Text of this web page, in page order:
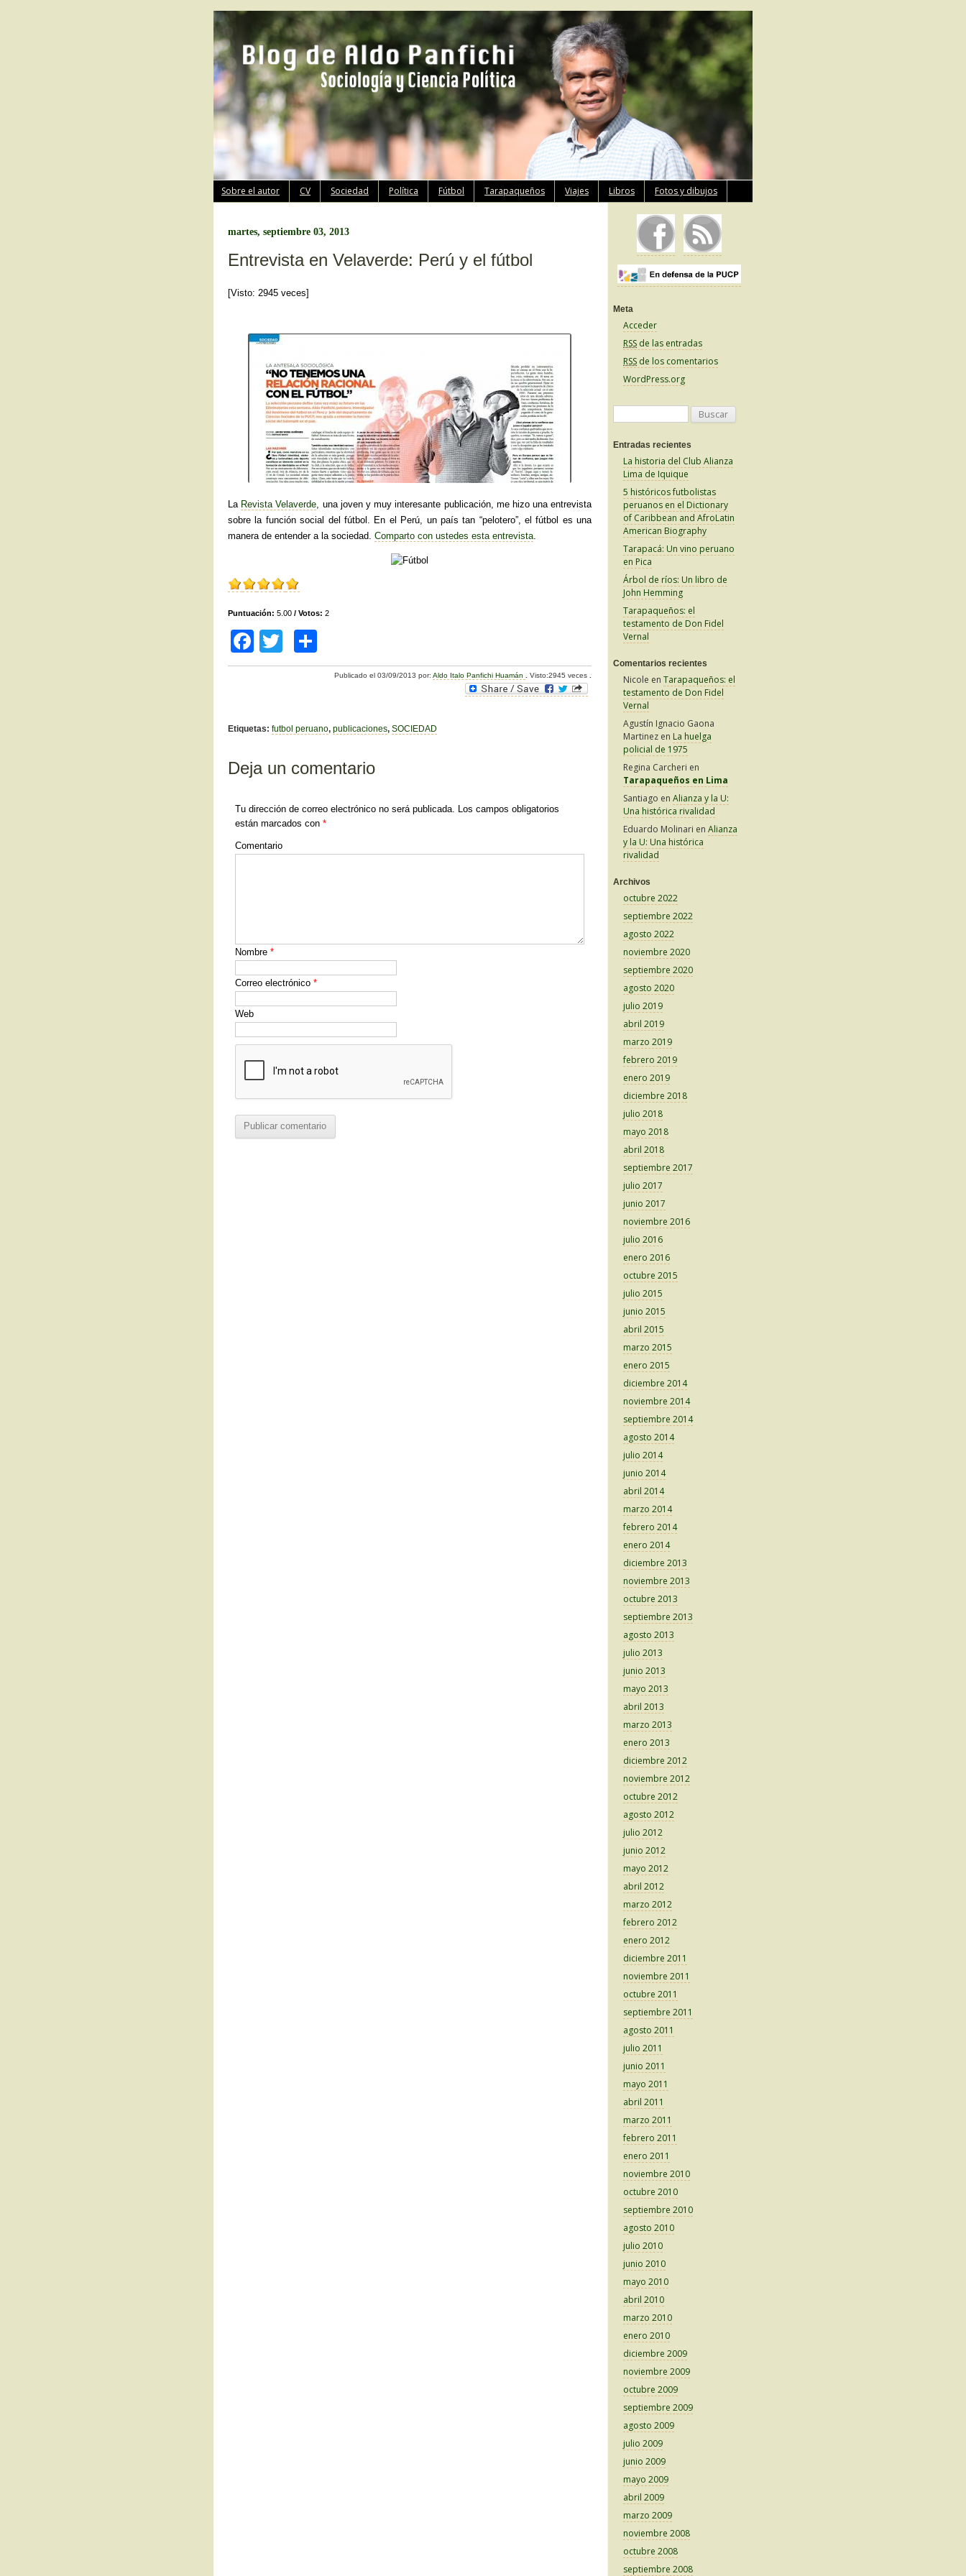
Ir
al
contenido
Sobre el autor CV Sociedad Política Fútbol Tarapaqueños Viajes Libros Fotos y dibujos
martes, septiembre 03, 2013
Entrevista en Velaverde: Perú y el fútbol
[Visto: 2945 veces]
La Revista Velaverde , una joven y muy interesante publicación, me hizo una entrevista
sobre la función social del fútbol. En el Perú, un país tan “pelotero”, el fútbol es una
manera de entender a la sociedad. Comparto con ustedes esta entrevista
Puntuación: 5.00 / Votos: 2
F
a
b
o
k
wi o
ar
Publicado el03/09/2013 por:Aldo Italo Panfichi Huamán Visto:2945 veces
Etiquetas: futbol peruano, publicaciones, SOCIEDAD
Deja un comentario
Tu dirección de correo electrónico no será publicada. Los campos obligatorios
están marcados con *
Comentario
Nombre *
Correo electrónico *
Web
Meta
Acceder
RSS de las entradas
RSS de los comentarios
WordPress.org
sEntradas recientes
La historia del Club Alianza
Lima de Iquique
5 históricos futbolistas
peruanos en el Dictionary
of Caribbean and AfroLatin
American Biography
Tarapacá: Un vino peruano
en Pica
Árbol de ríos: Un libro de
John Hemming
Tarapaqueños: el
testamento de Don Fidel
Vernal
Comentarios recientes
Nicole enTarapaqueños: el
testamento de Don Fidel
Vernal
Agustín Ignacio Gaona
Martinez en La huelga
policial de 1975
Regina Carcheri en
Tarapaqueños en Lima
Santiago enAlianza y la U:
Una histórica rivalidad
Eduardo Molinari enAlianza
y la U: Una histórica
rivalidad
Archivos
octubre 2022
septiembre 2022
agosto 2022
noviembre 2020
septiembre 2020
agosto 2020
julio 2019
abril 2019
marzo 2019
febrero 2019
enero 2019
diciembre 2018
julio 2018
mayo 2018
abril 2018
septiembre 2017
julio 2017
junio 2017
noviembre 2016
julio 2016
enero 2016
octubre 2015
julio 2015
junio 2015
abril 2015
marzo 2015
enero 2015
diciembre 2014
noviembre 2014
septiembre 2014
agosto 2014
julio 2014
junio 2014
abril 2014
marzo 2014
febrero 2014
enero 2014
diciembre 2013
noviembre 2013
octubre 2013
septiembre 2013
agosto 2013
julio 2013
junio 2013
mayo 2013
abril 2013
marzo 2013
enero 2013
diciembre 2012
noviembre 2012
octubre 2012
agosto 2012
julio 2012
junio 2012
mayo 2012
abril 2012
marzo 2012
febrero 2012
enero 2012
diciembre 2011
noviembre 2011
octubre 2011
septiembre 2011
agosto 2011
julio 2011
junio 2011
mayo 2011
abril 2011
marzo 2011
febrero 2011
enero 2011
noviembre 2010
octubre 2010
septiembre 2010
agosto 2010
julio 2010
junio 2010
mayo 2010
abril 2010
marzo 2010
enero 2010
diciembre 2009
noviembre 2009
octubre 2009
septiembre 2009
agosto 2009
julio 2009
junio 2009
mayo 2009
abril 2009
marzo 2009
noviembre 2008
octubre 2008
septiembre 2008